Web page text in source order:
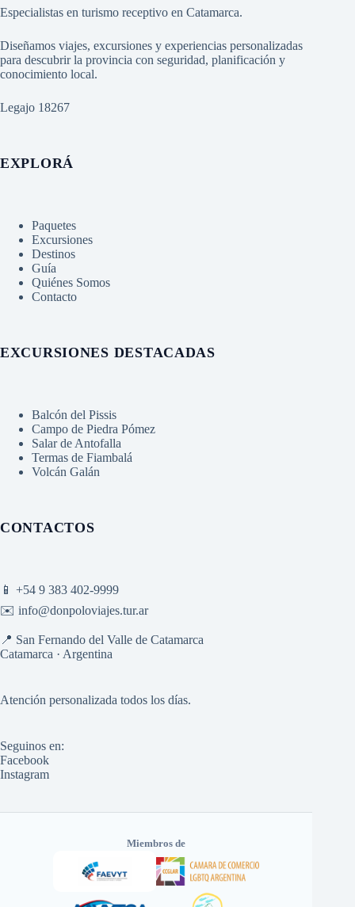
Especialistas en turismo receptivo en Catamarca.
Diseñamos viajes, excursiones y experiencias personalizadas
para descubrir la provincia con seguridad, planificación y
conocimiento local.
Legajo 18267
EXPLORÁ
Paquetes
Excursiones
Destinos
Guía
Quiénes Somos
Contacto
EXCURSIONES DESTACADAS
Balcón del Pissis
Campo de Piedra Pómez
Salar de Antofalla
Termas de Fiambalá
Volcán Galán
CONTACTOS
📱 +54 9 383 402-9999
✉️ info@donpoloviajes.tur.ar
📍 San Fernando del Valle de Catamarca
Catamarca · Argentina
Atención personalizada todos los días.
Seguinos en:
Facebook
Instagram
Miembros de